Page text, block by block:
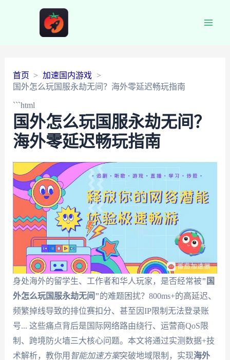
首页
加速国内游戏
国外怎么玩国服永劫无间？海外零延迟畅玩指南
```html
国外怎么玩国服永劫无间？
海外零延迟畅玩指南
身处海外的留学生、工作者和华人玩家，是否经常被"国
外怎么玩国服永劫无间"的难题困扰？800ms+的高延迟、
频繁掉线导致的排位赛扣分、甚至因IP限制无法登录账
号... 这些痛点背后是国际网络路由绕行、运营商QoS限
制、跨境防火墙三大核心问题。本文将通过实测数据+技
术解析，教你用 智能加速方案突破地域限制，实现海外